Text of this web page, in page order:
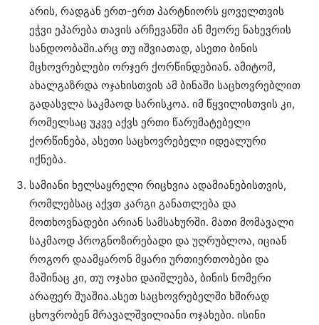
არის, რადგან ერთ-ერთ პარტნიორს ყოველთვის
ეჭვი ეპარება თავის არჩევანში ან მეორე ნახევრის
სანდოობაში.არც თუ იშვიათად, ასეთი ბინის
მცხოვრებლები ორჯერ ქორწინდებიან. ამიტომ,
ახალგაზრდა ოჯახისთვის ამ ბინაში საცხოვრებლით
გადასვლა საკმაოდ სარისკოა. იმ წყვილისთვის კი,
რომელსაც უკვე აქვს ერთი წარუმატებელი
ქორწინება, ასეთი საცხოვრებელი იდეალური
იქნება.
სამიანი ხელსაყრელი რიცხვია ადამიანებისთვის,
რომლებსაც აქვთ კარგი განათლება და
მოთხოვნადები არიან სამსახურში. მათი მომავალი
საკმაოდ პროგნოზირებადი და უღრუბლოა, იციან
როგორ დაამყარონ მყარი ურთიერთობები და
მაშინაც კი, თუ ოჯახი დაიშლება, ბინის ნომერი
არაფერ შუაშია.ასეთ საცხოვრებელში ხშირად
ცხოვრობენ მრავალშვილიანი ოჯახები. ისინი